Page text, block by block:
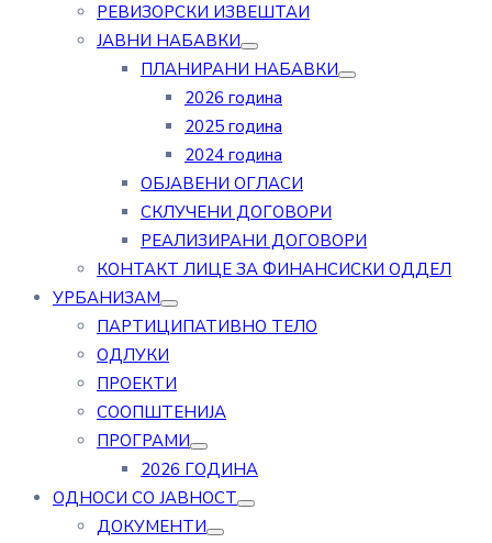
РЕВИЗОРСКИ ИЗВЕШТАИ
ЈАВНИ НАБАВКИ
ПЛАНИРАНИ НАБАВКИ
2026 година
2025 година
2024 година
ОБЈАВЕНИ ОГЛАСИ
СКЛУЧЕНИ ДОГОВОРИ
РЕАЛИЗИРАНИ ДОГОВОРИ
КОНТАКТ ЛИЦЕ ЗА ФИНАНСИСКИ ОДДЕЛ
УРБАНИЗАМ
ПАРТИЦИПАТИВНО ТЕЛО
ОДЛУКИ
ПРОЕКТИ
СООПШТЕНИЈА
ПРОГРАМИ
2026 ГОДИНА
ОДНОСИ СО ЈАВНОСТ
ДОКУМЕНТИ